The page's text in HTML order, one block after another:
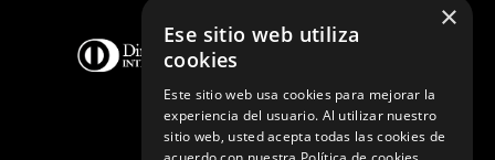
×
Ese sitio web utiliza
cookies
Este sitio web usa cookies para mejorar la
experiencia del usuario. Al utilizar nuestro
sitio web, usted acepta todas las cookies de